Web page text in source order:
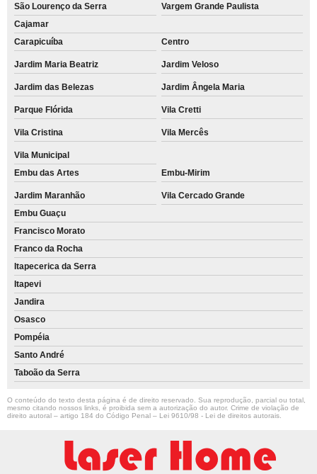
São Lourenço da Serra
Vargem Grande Paulista
Cajamar
Carapicuíba
Centro
Jardim Maria Beatriz Jardim Veloso
Jardim das Belezas Jardim Ângela Maria
Parque Flórida Vila Cretti
Vila Cristina Vila Mercês
Vila Municipal
Embu das Artes
Embu-Mirim
Jardim Maranhão
Vila Cercado Grande
Embu Guaçu
Francisco Morato
Franco da Rocha
Itapecerica da Serra
Itapevi
Jandira
Osasco
Pompéia
Santo André
Taboão da Serra
O conteúdo do texto desta página é de direito reservado. Sua reprodução, parcial ou total,
mesmo citando nossos links, é proibida sem a autorização do autor. Crime de violação de
direito autoral – artigo 184 do Código Penal – Lei 9610/98 - Lei de direitos autorais